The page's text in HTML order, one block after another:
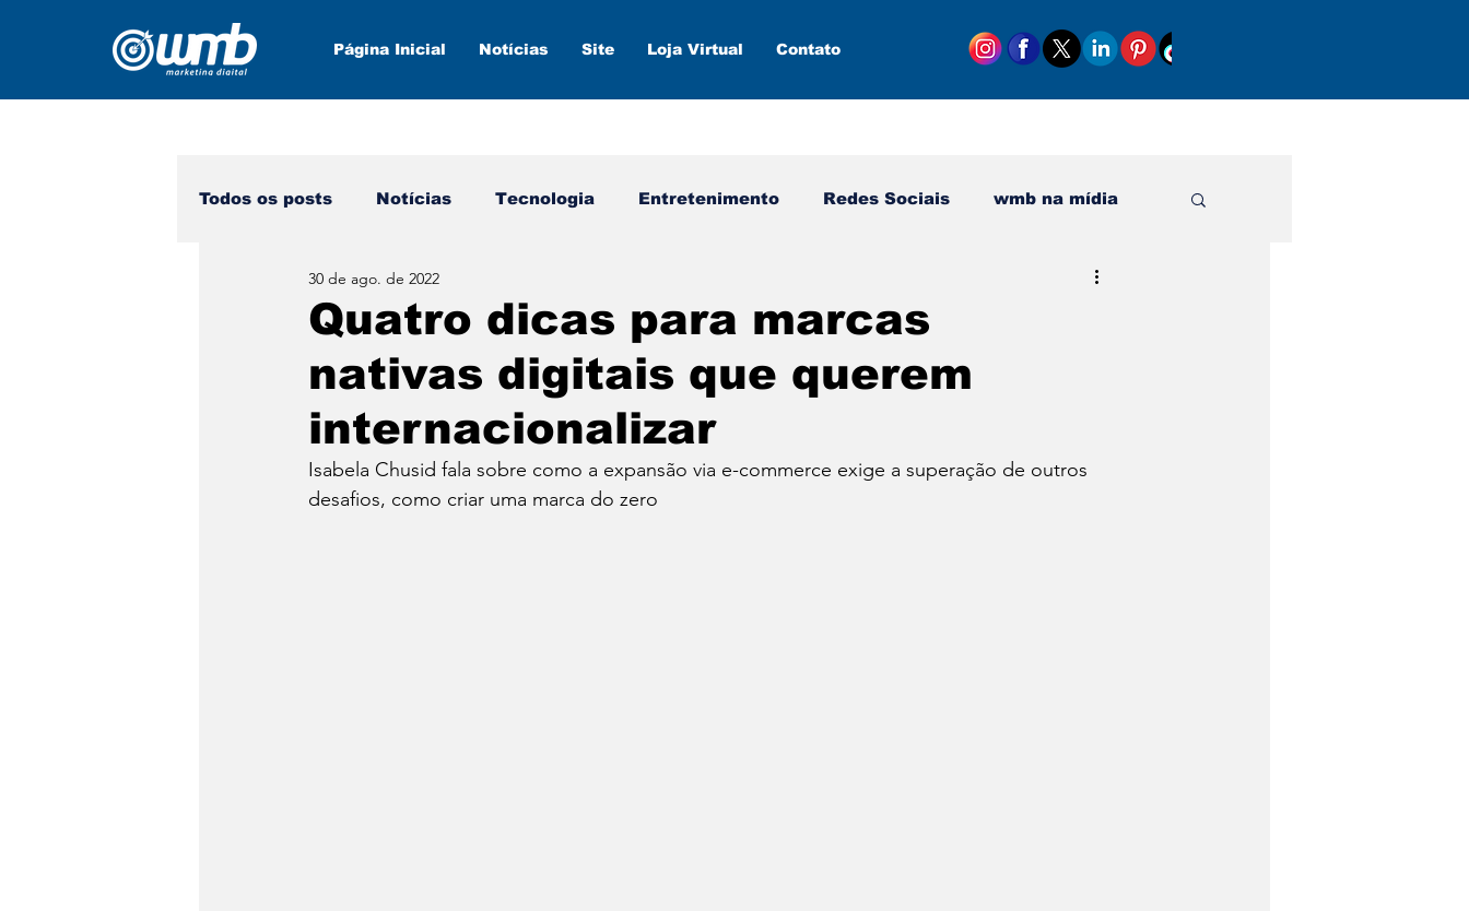
Página Inicial Notícias Site Loja Virtual Contato
Todos os posts Notícias Tecnologia Entretenimento Redes Sociais wmb na mídia
Marketing Digital
Quatro dicas para marcas
nativas digitais que querem
internacionalizar
30 de ago. de 2022
Isabela Chusid fala sobre como a expansão via e-commerce exige a superação de outros
desafios, como criar uma marca do zero